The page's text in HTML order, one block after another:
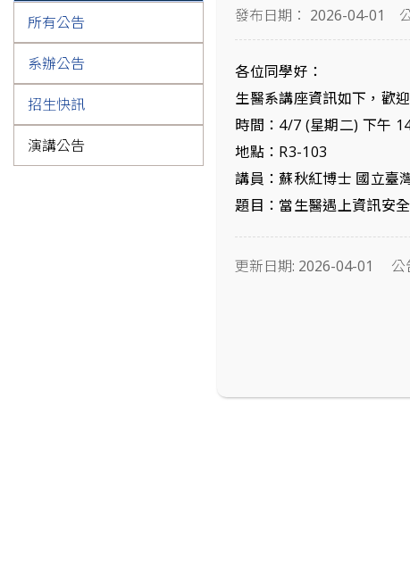
所有公告
系辦公告
招生快訊
演講公告
發布日期： 2026-04-01
各位同學好：
生醫系講座資訊如下，歡
時間：4/7 (星期二) 下午
地點：R3-103
講員：蘇秋紅博士 國立臺
題目：當生醫遇上資訊安
更新日期: 2026-04-01 公